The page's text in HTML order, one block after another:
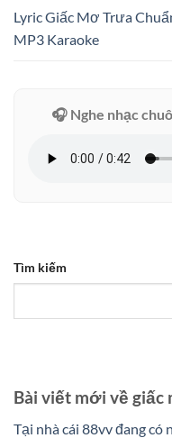
Lyric Giấc Mơ Trưa
MP3 Karaoke
🎧 Nghe nhạc
Tìm kiếm
Bài viết mới về
Tại nhà cái 88vv đang